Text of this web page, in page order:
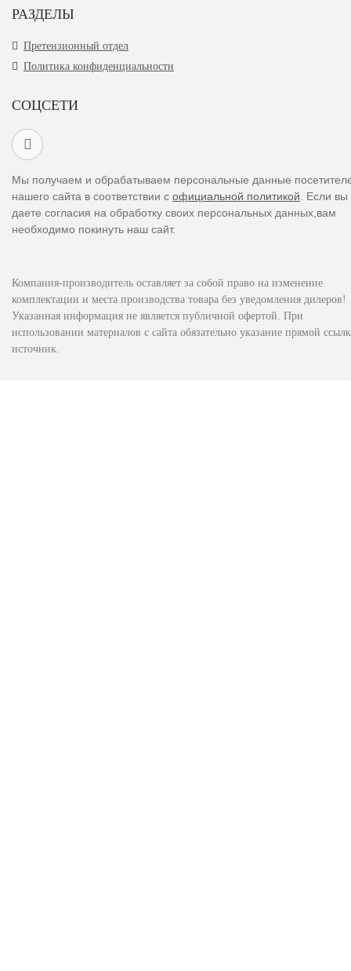
РАЗДЕЛЫ
Претензионный отдел
Политика конфиденциальности
СОЦСЕТИ
Мы получаем и обрабатываем персональные данные
нашего сайта в соответствии с официальной политикой . Если
даете согласия на обработку своих персональных данных,вам
необходимо покинуть наш сайт.
Компания-производитель оставляет за собой право на изменение
комплектации и места производства товара без уведомления дилеров!
Указанная информация не является публичной офертой. При
использовании материалов с сайта обязательно указание прямой
источник.